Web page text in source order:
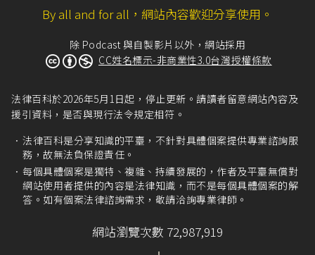
By all and for all，網站內容歡迎分享使用。
除 Podcast 與自製影片以外，網站採用
CC姓名標示-非商業性3.0台灣授權條款
法律百科於2026年5月1日起，停止更新。請讀者留意網站內容及
援引資料，是否與現行法令規定相符。
法律百科是分享知識的平臺，不針對具體個案提供專業諮詢服
務，故無法負保證責任。
每個具體個案是獨特、複雜、持續發展的，作者及平臺無償對
網站使用者提供的內容是法律知識，而不是每個具體個案的解
答。如有個案法律諮詢需求，敬請洽詢專業律師。
網站瀏覽次數 72,987,919